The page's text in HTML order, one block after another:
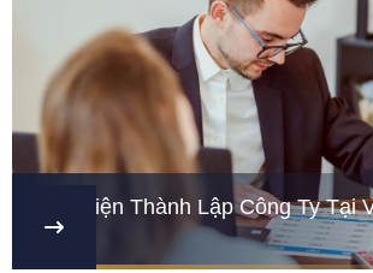
Điều Kiện Thành Lập Công Ty Tại
2026